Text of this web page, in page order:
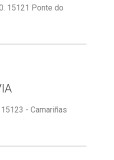
15121 Ponte do
- Camariñas